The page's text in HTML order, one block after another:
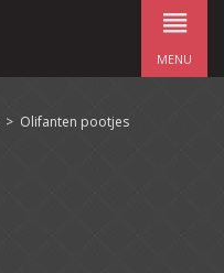
MENU
> Olifanten pootjes